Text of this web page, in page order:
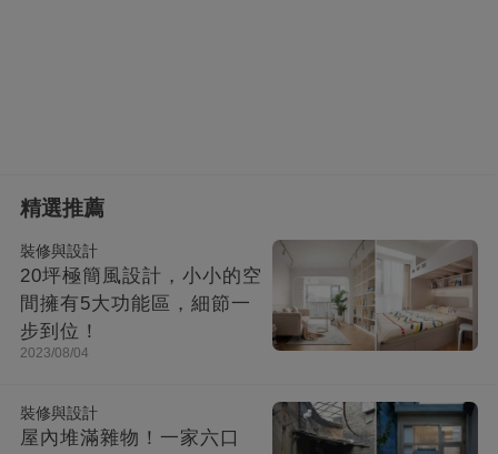
精選推薦
裝修與設計
20坪極簡風設計，小小的空
間擁有5大功能區，細節一
步到位！
2023/08/04
裝修與設計
屋內堆滿雜物！一家六口